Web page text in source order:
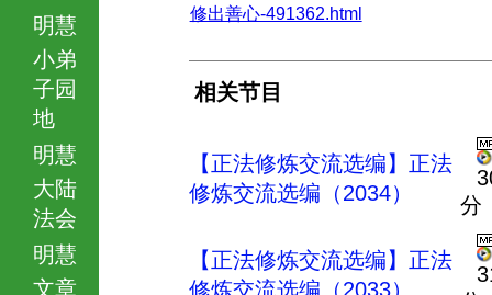
明慧
小弟
子园
地
明慧
大陆
法会
明慧
文章
修出善心-491362.html
相关节目
【正法修炼交流选编】正法
修炼交流选编（2034）
分
【正法修炼交流选编】正法
修炼交流选编（2033）